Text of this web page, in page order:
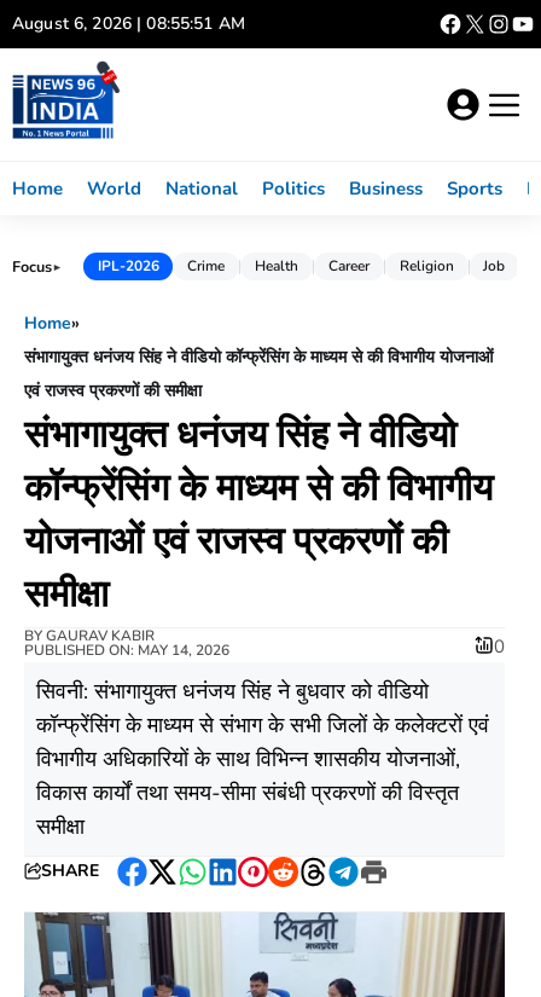
Skip
to
content
August 6, 2026 | 08:55:52 AM
Home World National Politics Business Sports
Focus► IPL-2026 Crime Health Career Religion Job
Home»
संभागायुक्त धनंजय सिंह ने वीडियो कॉन्फ्रेंसिंग के माध्यम से की विभागीय योजनाओं
एवं राजस्व प्रकरणों की समीक्षा
संभागायुक्त धनंजय सिंह ने वीडियो
कॉन्फ्रेंसिंग के माध्यम से की विभागीय
योजनाओं एवं राजस्व प्रकरणों की
समीक्षा
BYGAURAV KABIR
PUBLISHED ON: MAY 14, 2026 0
सिवनी: संभागायुक्त धनंजय सिंह ने बुधवार को वीडियो
कॉन्फ्रेंसिंग के माध्यम से संभाग के सभी जिलों के कलेक्टरों एवं
विभागीय अधिकारियों के साथ विभिन्न शासकीय योजनाओं,
विकास कार्यों तथा समय-सीमा संबंधी प्रकरणों की विस्तृत
समीक्षा
SHARE
Facebook
Twitter
WhatsApp
LinkedIn
Pinterest
RedditThreads
Telegram
Print